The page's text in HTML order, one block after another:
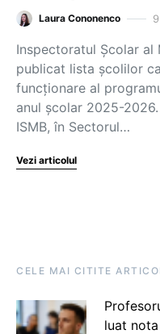
Laura Cononenco
Inspectoratul Școlar al
publicat lista școlilor
funcționare al
anul școlar 2025-
ISMB, în Sectorul…
Vezi articolul
CELE MAI CITITE
luat